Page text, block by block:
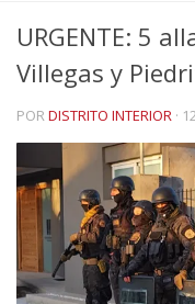
URGENTE: 5
Villegas y
PORDISTRITO INTERIOR ·